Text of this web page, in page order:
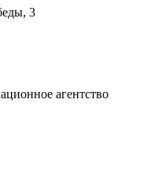
3
агентство